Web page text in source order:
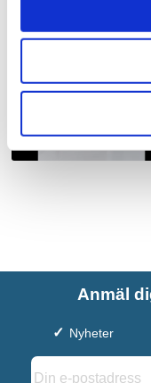
Anmäl
Nyheter